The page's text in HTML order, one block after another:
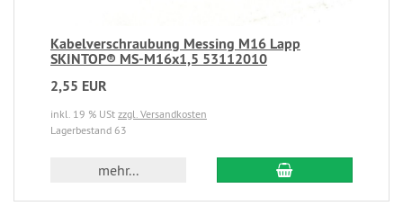
Kabelverschraubung Messing M16 Lapp
SKINTOP® MS-M16x1,5 53112010
2,55 EUR
inkl. 19 % USt zzgl. Versandkosten
Lagerbestand 63
mehr...